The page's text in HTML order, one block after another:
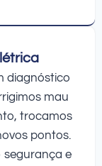
diagnóstico
mau
trocamos
pontos.
segurança e